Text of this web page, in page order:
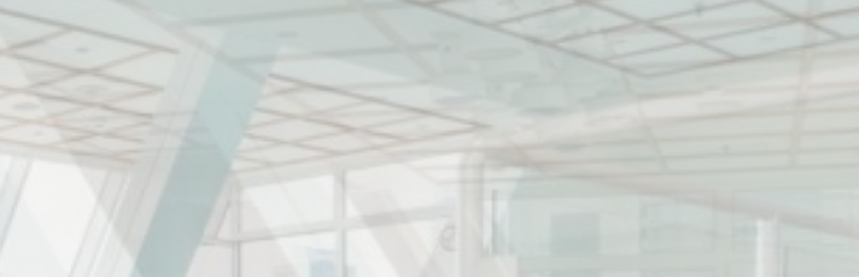
des Benutzers für den nächsten Besuch zu speichern. Sie
Dauer
Remember user's consent on Cookies and
consent Identifier.
Session